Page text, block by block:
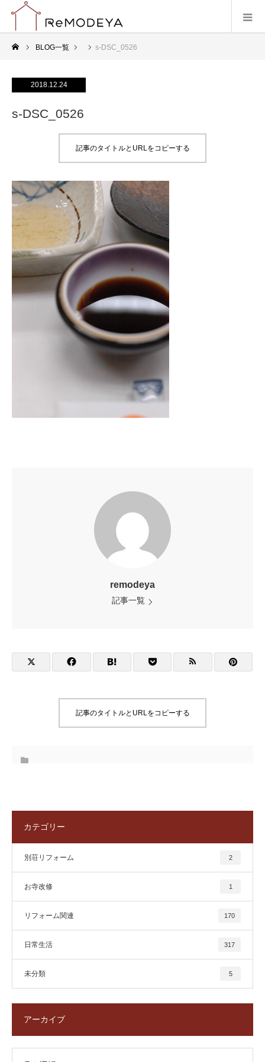
BLOG一覧 s-DSC_0526
2018.12.24
s-DSC_0526
記事のタイトルとURLをコピーする
remodeya
記事一覧
記事のタイトルとURLをコピーする
カテゴリー
別荘リフォーム 2
お寺改修 1
リフォーム関連 170
日常生活 317
未分類 5
アーカイブ